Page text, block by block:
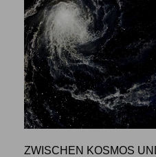
ZWISCHEN KOSMOS